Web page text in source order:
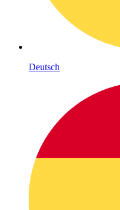
Deutsch